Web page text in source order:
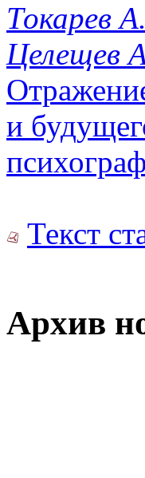
Токарев
Целещев
и
Текст
Архив